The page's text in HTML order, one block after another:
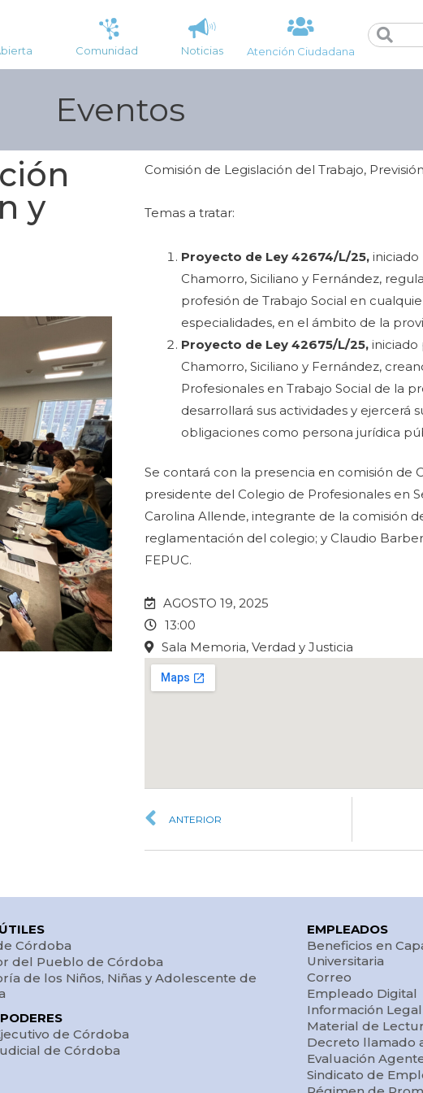
Comunidad Noticias Atención Ciudadana
Eventos
y
Comisión de Legislación del Trabajo,
Temas a tratar:
Proyecto de Ley 42674/L/25, iniciado
Chamorro, Siciliano y Fernández,
profesión de Trabajo Social en
especialidades, en el ámbito de la
Proyecto de Ley 42675/L/25, iniciado
Chamorro, Siciliano y Fernández,
Profesionales en Trabajo Social de la
desarrollará sus actividades y ejercerá
obligaciones como persona jurídica
Se contará con la presencia en comisión de
presidente del Colegio de Profesionales en
Carolina Allende, integrante de la comisión
reglamentación del colegio; y Claudio
FEPUC.
AGOSTO 19, 2025
13:00
Sala Memoria, Verdad y Justicia
ANTERIOR
Córdoba
del Pueblo de Córdoba
de los Niños, Niñas y Adolescente de
de Córdoba
de Córdoba
EMPLEADOS
Beneficios en
Universitaria
Correo
Empleado Digital
Información
Material de
Decreto llamado
Evaluación
Sindicato de